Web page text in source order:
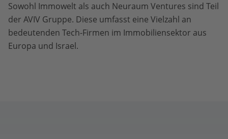
Sowohl Immowelt als auch Neuraum Ventures sind Teil
der AVIV Gruppe. Diese umfasst eine Vielzahl an
bedeutenden Tech-Firmen im Immobiliensektor aus
Europa und Israel.